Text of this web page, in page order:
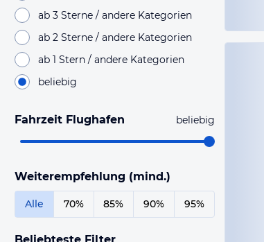
ab 3 Sterne / andere Kategorien
ab 2 Sterne / andere Kategorien
ab 1 Stern / andere Kategorien
beliebig
Fahrzeit Flughafen beliebig
Weiterempfehlung (mind.)
Alle 70% 85% 90% 95%